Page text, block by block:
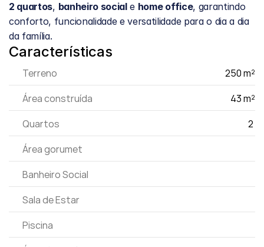
2 quartos, banheiro social e home office, garantindo
conforto, funcionalidade e versatilidade para o dia a dia
da família.
Características
Terreno
250 m²
Área construída
43 m²
Quartos
2
Área gorumet
Banheiro Social
Sala de Estar
Piscina